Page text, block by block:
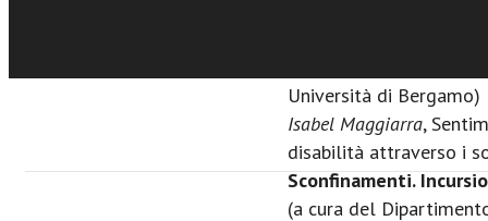
Università di Bergamo)
Isabel Maggiarra,
disabilità attraverso i
Sconfinamenti.
(a cura del